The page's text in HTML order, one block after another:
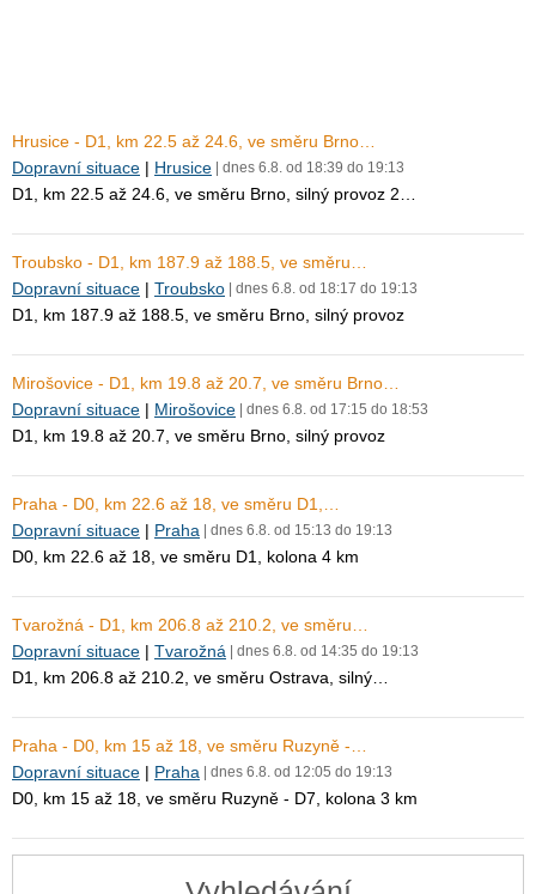
Hrusice - D1, km 22.5 až 24.6, ve směru Brno…
Dopravní situace | Hrusice | dnes 6.8. od 18:39 do 19:13
D1, km 22.5 až 24.6, ve směru Brno, silný provoz 2…
Troubsko - D1, km 187.9 až 188.5, ve směru…
Dopravní situace | Troubsko | dnes 6.8. od 18:17 do 19:13
D1, km 187.9 až 188.5, ve směru Brno, silný provoz
Mirošovice - D1, km 19.8 až 20.7, ve směru Brno…
Dopravní situace | Mirošovice | dnes 6.8. od 17:15 do 18:53
D1, km 19.8 až 20.7, ve směru Brno, silný provoz
Praha - D0, km 22.6 až 18, ve směru D1,…
Dopravní situace | Praha | dnes 6.8. od 15:13 do 19:13
D0, km 22.6 až 18, ve směru D1, kolona 4 km
Tvarožná - D1, km 206.8 až 210.2, ve směru…
Dopravní situace | Tvarožná | dnes 6.8. od 14:35 do 19:13
D1, km 206.8 až 210.2, ve směru Ostrava, silný…
Praha - D0, km 15 až 18, ve směru Ruzyně -…
Dopravní situace | Praha | dnes 6.8. od 12:05 do 19:13
D0, km 15 až 18, ve směru Ruzyně - D7, kolona 3 km